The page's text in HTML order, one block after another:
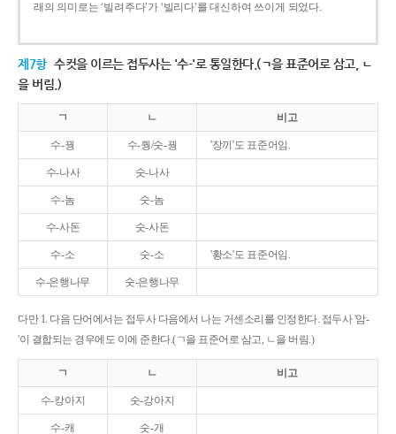
래의 의미로는 ‘빌려주다’가 ‘빌리다’를 대신하여 쓰이게 되었다.
제7항 수컷을 이르는 접두사는 '수-'로 통일한다.(ㄱ을 표준어로 삼고, ㄴ
을 버림.)
ㄱ ㄴ 비고
수-꿩 수-퀑/숫-꿩 '장끼'도 표준어임.
수-나사 숫-나사
수-놈 숫-놈
수-사돈 숫-사돈
수-소 숫-소 '황소'도 표준어임.
수-은행나무 숫-은행나무
다만 1. 다음 단어에서는 접두사 다음에서 나는 거센소리를 인정한다. 접두사 '암-
'이 결합되는 경우에도 이에 준한다.(ㄱ을 표준어로 삼고, ㄴ을 버림.)
ㄱ ㄴ 비고
수-캉아지 숫-강아지
수-캐 숫-개